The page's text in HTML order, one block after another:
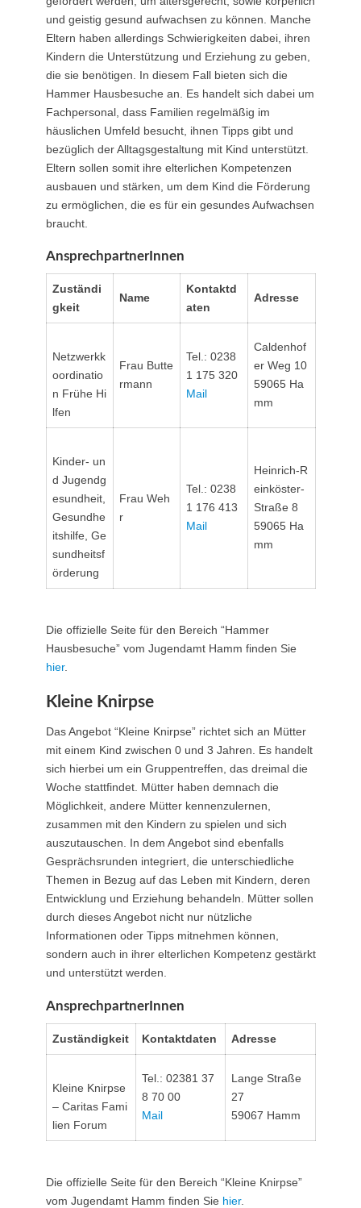
und geistig gesund aufwachsen zu können. Manche
Eltern haben allerdings Schwierigkeiten dabei, ihren
Kindern die Unterstützung und Erziehung zu geben,
die sie benötigen. In diesem Fall bieten sich die
Hammer Hausbesuche an. Es handelt sich dabei um
Fachpersonal, dass Familien regelmäßig im
häuslichen Umfeld besucht, ihnen Tipps gibt und
bezüglich der Alltagsgestaltung mit Kind unterstützt.
Eltern sollen somit ihre elterlichen Kompetenzen
ausbauen und stärken, um dem Kind die Förderung
zu ermöglichen, die es für ein gesundes Aufwachsen
braucht.
AnsprechpartnerInnen
Zuständi
gkeit
Name
Kontaktd
aten
Adresse
Netzwerkk
oordinatio
n Frühe Hi
lfen
Frau Butte
rmann
Tel.: 0238
1 175 320
Mail
Caldenhof
er Weg 10
59065 Ha
mm
Kinder- un
d Jugendg
esundheit,
Gesundhe
itshilfe, Ge
sundheitsf
örderung
Frau Weh
r
Tel.: 0238
1 176 413
Mail
Heinrich-R
einköster-
Straße 8
59065 Ha
mm
Die offizielle Seite für den Bereich “Hammer
Hausbesuche” vom Jugendamt Hamm finden Sie
hier.
Kleine Knirpse
Das Angebot “Kleine Knirpse” richtet sich an Mütter
mit einem Kind zwischen 0 und 3 Jahren. Es handelt
sich hierbei um ein Gruppentreffen, das dreimal die
Woche stattfindet. Mütter haben demnach die
Möglichkeit, andere Mütter kennenzulernen,
zusammen mit den Kindern zu spielen und sich
auszutauschen. In dem Angebot sind ebenfalls
Gesprächsrunden integriert, die unterschiedliche
Themen in Bezug auf das Leben mit Kindern, deren
Entwicklung und Erziehung behandeln. Mütter sollen
durch dieses Angebot nicht nur nützliche
Informationen oder Tipps mitnehmen können,
sondern auch in ihrer elterlichen Kompetenz gestärkt
und unterstützt werden.
AnsprechpartnerInnen
Zuständigkeit Kontaktdaten Adresse
Kleine Knirpse
– Caritas Fami
lien Forum
Tel.: 02381 37
8 70 00
Mail
Lange Straße
27
59067 Hamm
Die offizielle Seite für den Bereich “Kleine Knirpse”
vom Jugendamt Hamm finden Sie hier.